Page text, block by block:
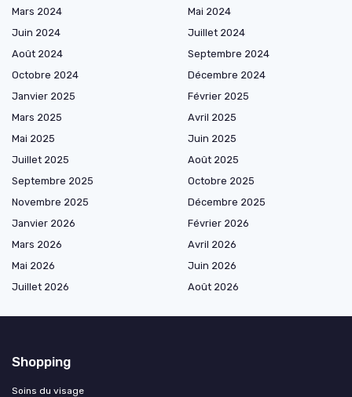
Mars 2024
Mai 2024
Juin 2024
Juillet 2024
Août 2024
Septembre 2024
Octobre 2024
Décembre 2024
Janvier 2025
Février 2025
Mars 2025
Avril 2025
Mai 2025
Juin 2025
Juillet 2025
Août 2025
Septembre 2025
Octobre 2025
Novembre 2025
Décembre 2025
Janvier 2026
Février 2026
Mars 2026
Avril 2026
Mai 2026
Juin 2026
Juillet 2026
Août 2026
Shopping
Soins du visage